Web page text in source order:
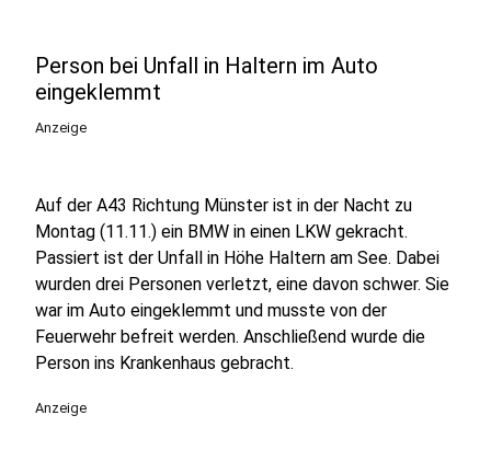
Person bei Unfall in Haltern im Auto
eingeklemmt
Anzeige
Auf der A43 Richtung Münster ist in der Nacht zu
Montag (11.11.) ein BMW in einen LKW gekracht.
Passiert ist der Unfall in Höhe Haltern am See. Dabei
wurden drei Personen verletzt, eine davon schwer. Sie
war im Auto eingeklemmt und musste von der
Feuerwehr befreit werden. Anschließend wurde die
Person ins Krankenhaus gebracht.
Anzeige